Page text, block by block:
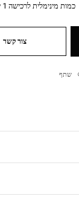
כמות מינימלית לרכישה 1 יח׳
צור קשר
שתף